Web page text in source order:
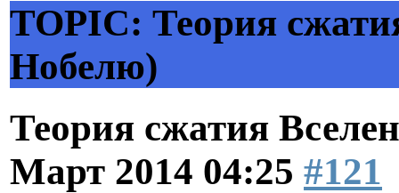
TOPIC: Теория
Нобелю)
Теория сжатия
Март 2014 04:25 #121